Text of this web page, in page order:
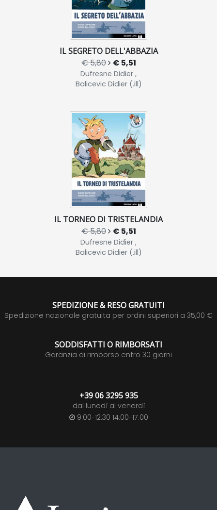
IL SEGRETO DELL'ABBAZIA
€ 5,80 € 5,51
Dufresne Didier ,
Balicevic Didier (.ill)
IL TORNEO DI TRISTELANDIA
€ 5,80 € 5,51
Dufresne Didier ,
Balicevic Didier (.ill)
SPEDIZIONE & RESO GRATUITI
Spedizione nazionale gratuita per ordini superiori a 35,00 €
SODDISFATTI O RIMBORSATI
Garanzia di rimborso entro 30 giorni
+39 06 3295 935
dal lunedì al venerdì
9:00-12:30 14:00-17:00